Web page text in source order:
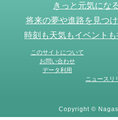
きっと元気にな
将来の夢や進路を見つ
時刻も天気もイベント
このサイトについて
お問い合わせ
データ利用
ニュースリ
Copyright ©